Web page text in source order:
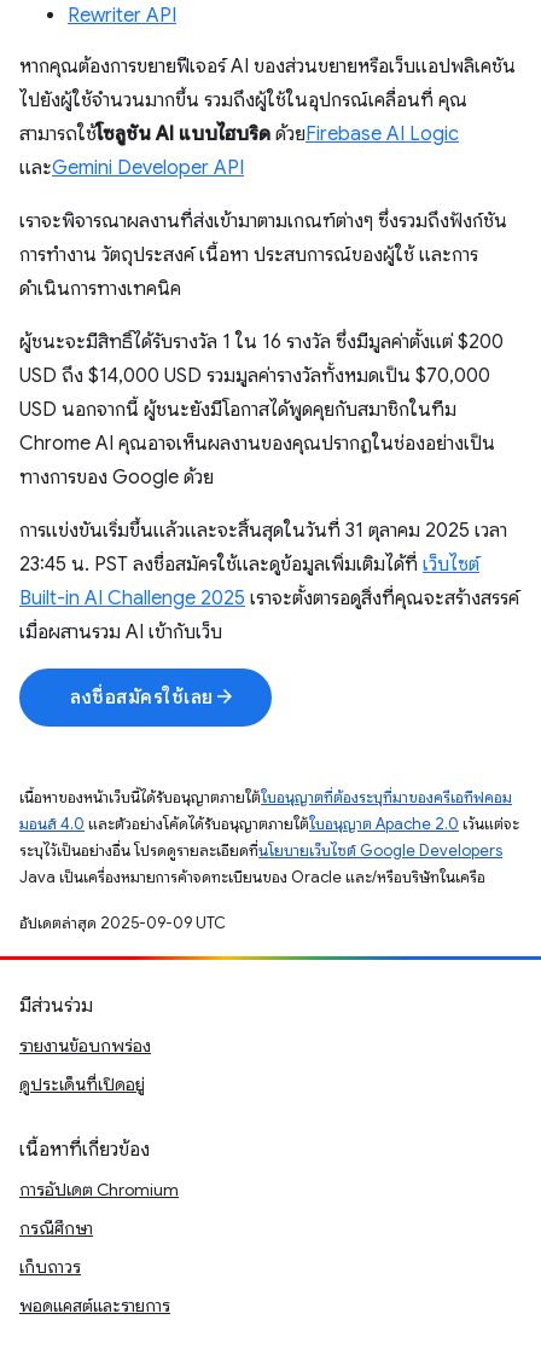
Rewriter API
หากคุณต้องการขยายฟีเจอร์ AI ของส่วนขยายหรือเว็บแอปพลิเคชัน
ไปยังผู้ใช้จำนวนมากขึ้น รวมถึงผู้ใช้ในอุปกรณ์เคลื่อนที่ คุณ
สามารถใช้โซลูชัน AI แบบไฮบริด ด้วยFirebase AI Logic
และGemini Developer API
เราจะพิจารณาผลงานที่ส่งเข้ามาตามเกณฑ์ต่างๆ ซึ่งรวมถึงฟังก์ชัน
การทำงาน วัตถุประสงค์ เนื้อหา ประสบการณ์ของผู้ใช้ และการ
ดำเนินการทางเทคนิค
ผู้ชนะจะมีสิทธิ์ได้รับรางวัล 1 ใน 16 รางวัล ซึ่งมีมูลค่าตั้งแต่ $200
USD ถึง $14,000 USD รวมมูลค่ารางวัลทั้งหมดเป็น $70,000
USD นอกจากนี้ ผู้ชนะยังมีโอกาสได้พูดคุยกับสมาชิกในทีม
Chrome AI คุณอาจเห็นผลงานของคุณปรากฏในช่องอย่างเป็น
ทางการของ Google ด้วย
การแข่งขันเริ่มขึ้นแล้วและจะสิ้นสุดในวันที่ 31 ตุลาคม 2025 เวลา
23:45 น. PST ลงชื่อสมัครใช้และดูข้อมูลเพิ่มเติมได้ที่ เว็บไซต์
Built-in AI Challenge 2025 เราจะตั้งตารอดูสิ่งที่คุณจะสร้างสรรค์
เมื่อผสานรวม AI เข้ากับเว็บ
ลงชื่อสมัครใช้เลย arrow_forward
เนื้อหาของหน้าเว็บนี้ได้รับอนุญาตภายใต้ใบอนุญาตที่ต้องระบุที่มาของครีเอทีฟคอม
มอนส์ 4.0 และตัวอย่างโค้ดได้รับอนุญาตภายใต้ใบอนุญาต Apache 2.0 เว้นแต่จะ
ระบุไว้เป็นอย่างอื่น โปรดดูรายละเอียดที่นโยบายเว็บไซต์ Google Developers
Java เป็นเครื่องหมายการค้าจดทะเบียนของ Oracle และ/หรือบริษัทในเครือ
อัปเดตล่าสุด 2025-09-09 UTC
มีส่วนร่วม
รายงานข้อบกพร่อง
ดูประเด็นที่เปิดอยู่
เนื้อหาที่เกี่ยวข้อง
การอัปเดต Chromium
กรณีศึกษา
เก็บถาวร
พอดแคสต์และรายการ